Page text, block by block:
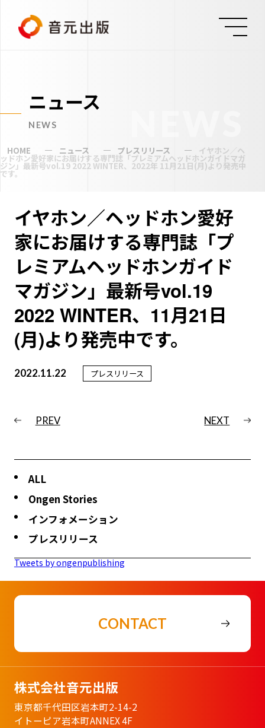
ニュース
NEWS
HOME ニュース プレスリリース イヤホン／ヘ
ッドホン愛好家にお届けする専門誌「プレミアムヘッドホンガイドマガ
ジン」最新号vol.19 2022 WINTER、2022年 11月21日(月)より発売中
です。
イヤホン／ヘッドホン愛好
家にお届けする専門誌「プ
レミアムヘッドホンガイド
マガジン」最新号vol.19
2022 WINTER、11月21日
(月)より発売中です。
2022.11.22 プレスリリース
PREV NEXT
ALL
Ongen Stories
インフォメーション
プレスリリース
Tweets by ongenpublishing
CONTACT
株式会社音元出版
東京都千代田区岩本町2-14-2
イトーピア岩本町ANNEX 4F